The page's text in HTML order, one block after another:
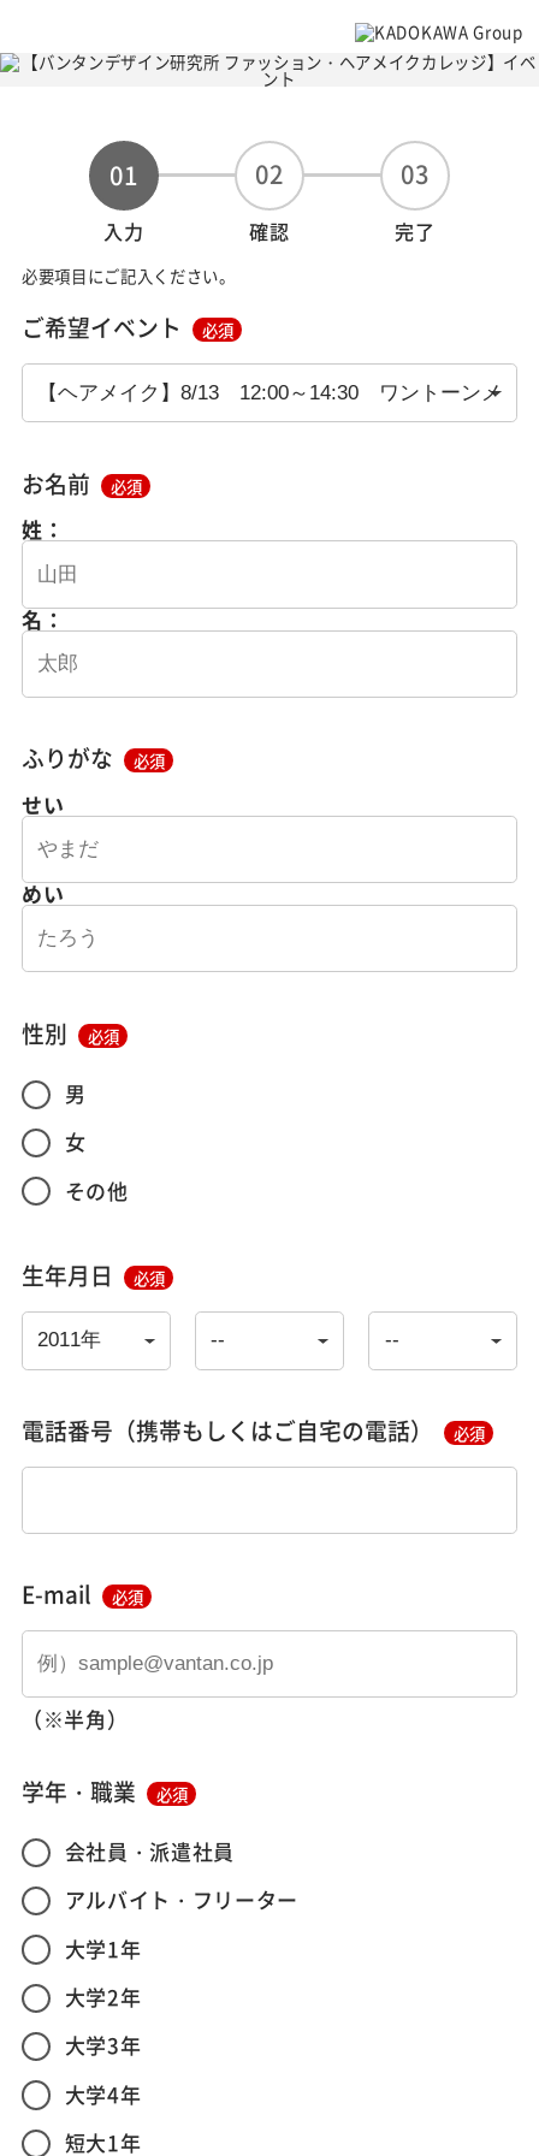
01
入力
02
確認
03
完了
必要項目にご記入ください。
ご希望イベント 必須
お名前 必須
姓：
名：
ふりがな 必須
せい
めい
性別 必須
男
女
その他
生年月日 必須
電話番号（携帯もしくはご自宅の電話） 必須
E-mail 必須
（※半角）
学年・職業 必須
会社員・派遣社員
アルバイト・フリーター
大学1年
大学2年
大学3年
大学4年
短大1年